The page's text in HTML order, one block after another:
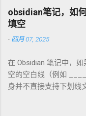
车座尺寸，通用款最省
USB，5分钟座椅热乎
车，加热垫开低档，20
也不冻，安全又舒服。
常打折，30加币搞定。
货。 便携行车加热垫
手，出行更舒心！
obsidian笔记，如
填空
- 四月 07, 2025
在 Obsidian 笔记中，
空的空白线（例如
身并不直接支持下划线
以下方法实现类似效